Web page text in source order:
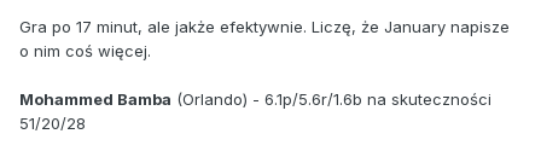
Gra po 17 minut, ale jakże efektywnie. Liczę, że January napisze
o nim coś więcej.
Mohammed Bamba (Orlando) - 6.1p/5.6r/1.6b na skuteczności
51/20/28